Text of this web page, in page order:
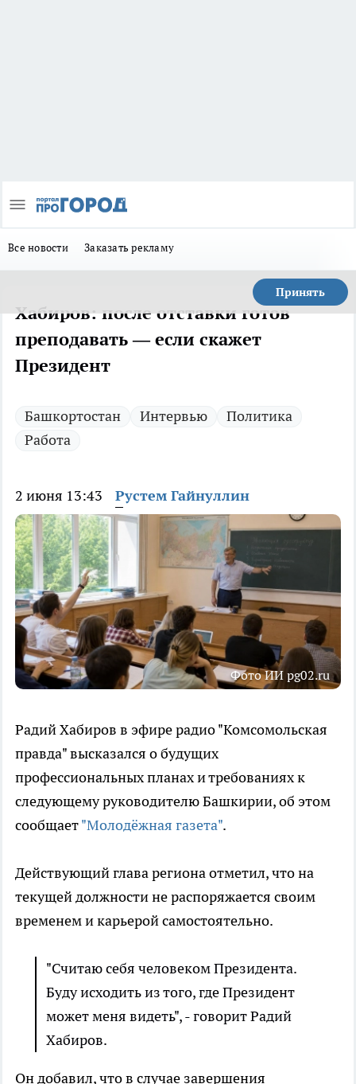
Все новости Заказать рекламу
Принять
Хабиров: после отставки готов
преподавать — если скажет
Президент
Башкортостан Интервью
Политика
Работа
2 июня 13:43 Рустем Гайнуллин
Фото ИИ pg02.ru
Радий Хабиров в эфире радио "Комсомольская
правда" высказался о будущих
профессиональных планах и требованиях к
следующему руководителю Башкирии, об этом
сообщает"Молодёжная газета".
Действующий глава региона отметил, что на
текущей должности не распоряжается своим
временем и карьерой самостоятельно.
"Считаю себя человеком Президента.
Буду исходить из того, где Президент
может меня видеть", - говорит Радий
Хабиров.
Он добавил, что в случае завершения